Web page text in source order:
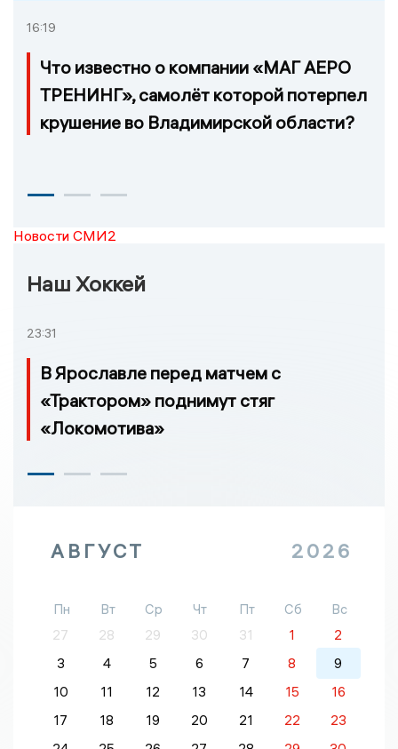
16:19
Что известно о компании «МАГ АЕРО
ТРЕНИНГ», самолёт которой потерпел
крушение во Владимирской области?
Новости СМИ2
Наш Хоккей
23:31
В Ярославле перед матчем с
«Трактором» поднимут стяг
«Локомотива»
АВГУСТ 2026
Пн Вт Ср Чт Пт Сб
Вс
27
28 29 30 31 1
2
3
4 5 6 7 8
9
10
11 12 13 14 15
16
17
18 19 20 21 22
23